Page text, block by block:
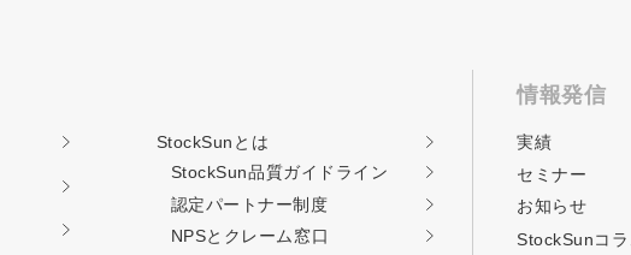
StockSunとは
StockSun品質ガイド ライン
認定パートナー制度
NPSとクレーム窓口
情報発信
実績
セミナー
お知らせ
StockSunコ